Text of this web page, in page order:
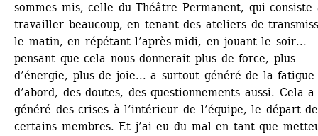
sommes mis, celle du Théâtre Permanent, qui consiste
travailler beaucoup, en tenant des ateliers de
le matin, en répétant l’après-midi, en jouant le soir...
pensant que cela nous donnerait plus de force, plus
d’énergie, plus de joie... a surtout généré de la fatigue
d’abord, des doutes, des questionnements aussi. Cela a
généré des crises à l’intérieur de l’équipe, le départ de
certains membres. Et j’ai eu du mal en tant que